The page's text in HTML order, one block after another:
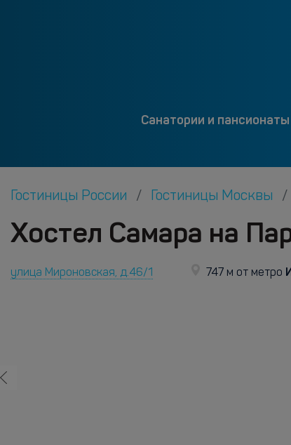
Санатории и пансионаты
Гостиницы России Гостиницы Москвы
Хостел Самара на
улица Мироновская, д.46/1 747 м от метро